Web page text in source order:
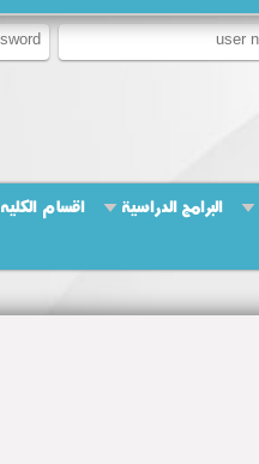
البرامج الدراسية اقسام الكليه